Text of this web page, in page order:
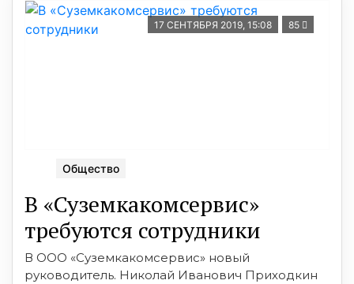
17 СЕНТЯБРЯ 2019, 15:08 85
Общество
В «Суземкакомсервис»
требуются сотрудники
В ООО «Суземкакомсервис» новый
руководитель. Николай Иванович Приходкин